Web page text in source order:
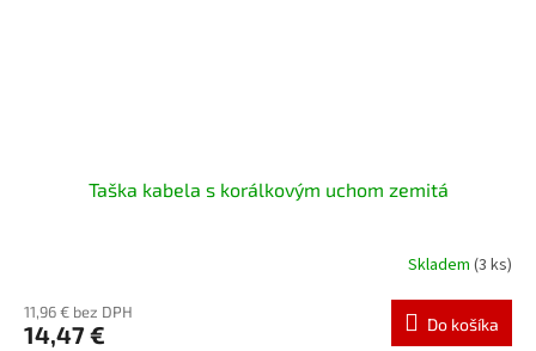
Taška kabela s korálkovým uchom zemitá
Skladem (3 ks)
11,96 € bez DPH
14,47 € Do košíka